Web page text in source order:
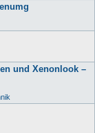
und Xenonlook –